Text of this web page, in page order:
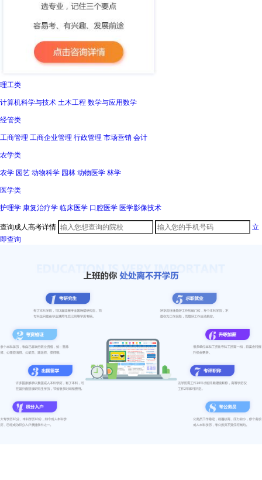
理工类
计算机科学与技术 土木工程 数学与应用数学
经管类
工商管理 工商企业管理 行政管理 市场营销 会计
农学类
农学 园艺 动物科学 园林 动物医学 林学
医学类
护理学 康复治疗学 临床医学 口腔医学 医学影像技术
查询成人高考详情
立
即查询